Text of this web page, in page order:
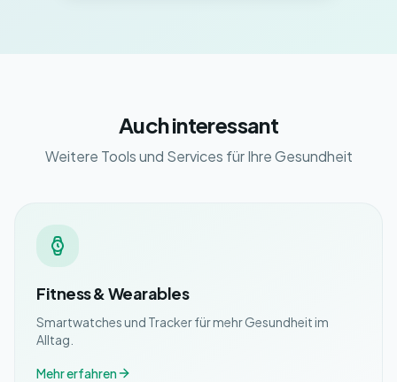
Auch interessant
Weitere Tools und Services für Ihre Gesundheit
Fitness & Wearables
Smartwatches und Tracker für mehr Gesundheit im
Alltag.
Mehr erfahren